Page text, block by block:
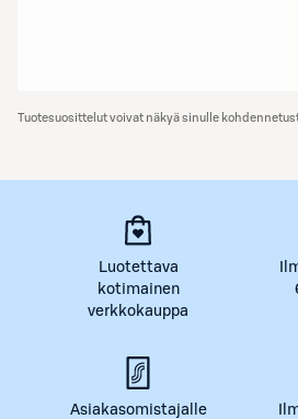
Tuotesuosittelut voivat näkyä sinulle
Luotettava
kotimainen
verkkokauppa
Asiakasomistajalle